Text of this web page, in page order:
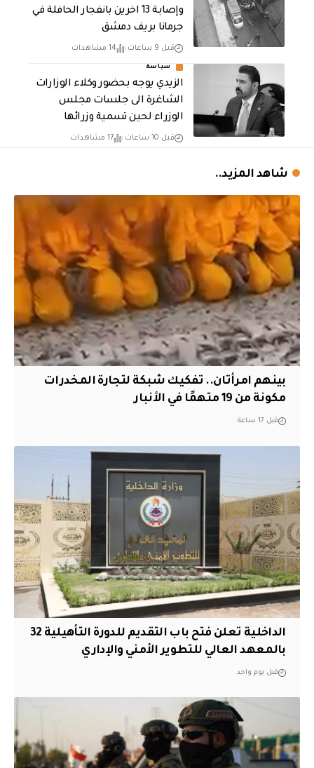
وإصابة 13 اخرين بانفجار الحافلة في
جرمانا بريف دمشق
قبل 9 ساعات 14 مشاهدات
سياسة
الزيدي يوجه بحضور وكلاء الوزارات
الشاغرة الى جلسات مجلس
الوزراء لحين تسمية وزرائها
قبل 10 ساعات 17 مشاهدات
شاهد المزيد..
بينهم امرأتان.. تفكيك شبكة لتجارة المخدرات
مكونة من 19 متهمًا في الأنبار
قبل 17 ساعة
الداخلية تعلن فتح باب التقديم للدورة التأهيلية 32
بالمعهد العالي للتطوير الأمني والإداري
قبل يوم واحد